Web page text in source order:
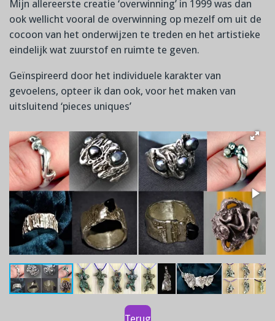
Mijn allereerste creatie ‘overwinning’ in 1999 was dan
ook wellicht vooral de overwinning op mezelf om uit de
cocoon van het onderwijzen te treden en het artistieke
eindelijk wat zuurstof en ruimte te geven.
Geïnspireerd door het individuele karakter van
gevoelens, opteer ik dan ook, voor het maken van
uitsluitend ‘pieces uniques’